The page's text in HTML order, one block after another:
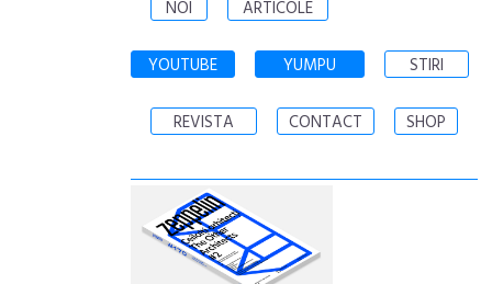
NOI ARTICOLE
YOUTUBE YUMPU STIRI
REVISTA CONTACT SHOP